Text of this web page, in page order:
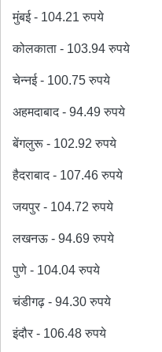
मुंबई - 104.21 रुपये
कोलकाता - 103.94 रुपये
चेन्नई - 100.75 रुपये
अहमदाबाद - 94.49 रुपये
बेंगलुरू - 102.92 रुपये
हैदराबाद - 107.46 रुपये
जयपुर - 104.72 रुपये
लखनऊ - 94.69 रुपये
पुणे - 104.04 रुपये
चंडीगढ़ - 94.30 रुपये
इंदौर - 106.48 रुपये